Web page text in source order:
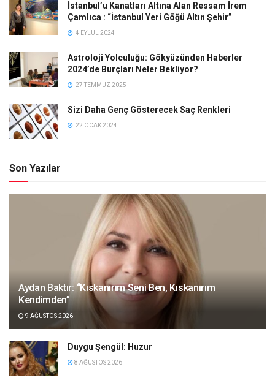
İstanbul’u Kanatları Altına Alan Ressam İrem
Çamlıca : “İstanbul Yeri Göğü Altın Şehir”
4 EYLÜL 2024
Astroloji Yolculuğu: Gökyüzünden Haberler
2024’de Burçları Neler Bekliyor?
27 TEMMUZ 2025
Sizi Daha Genç Gösterecek Saç Renkleri
22 OCAK 2024
Son Yazılar
Aydan Baktır: “Kıskanırım Seni Ben, Kıskanırım
Kendimden”
9 AĞUSTOS 2026
Duygu Şengül: Huzur
8 AĞUSTOS 2026